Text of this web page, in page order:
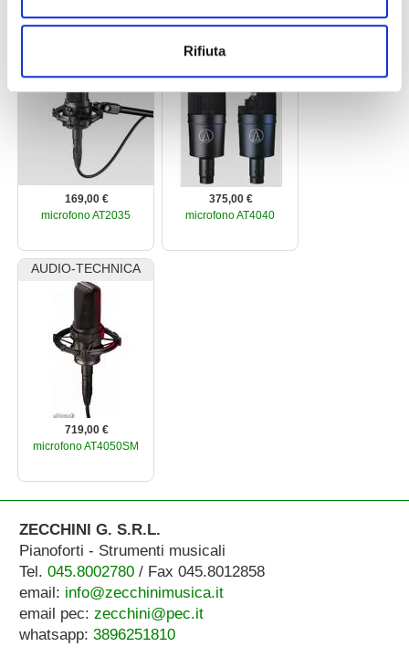
Rifiuta
169,00 €
microfono AT2035
375,00 €
microfono AT4040
AUDIO-TECHNICA
719,00 €
microfono AT4050SM
ZECCHINI G. S.R.L.
Pianoforti - Strumenti musicali
Tel. 045.8002780/ Fax 045.8012858
email: info@zecchinimusica.it
email pec: zecchini@pec.it
whatsapp: 3896251810